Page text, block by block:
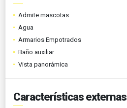
Admite mascotas
Agua
Armarios Empotrados
Baño auxiliar
Vista panorámica
Características externas